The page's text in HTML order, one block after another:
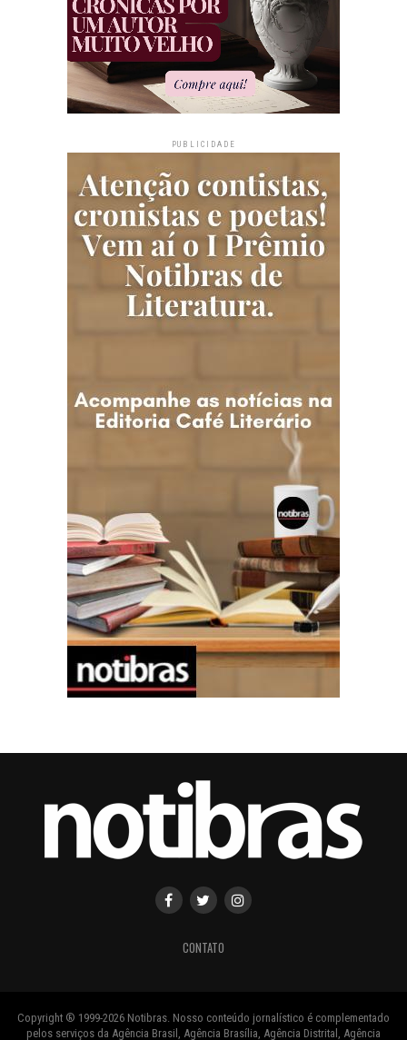
PUBLICIDADE
CONTATO
Copyright ® 1999-2026 Notibras. Nosso conteúdo jornalístico é complementado
pelos serviços da Agência Brasil, Agência Brasília, Agência Distrital, Agência